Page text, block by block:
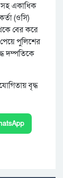
সহ একাধিক
(ওসি)
বের করে
পুলিশের
দম্পতিকে
বৃদ্ধ